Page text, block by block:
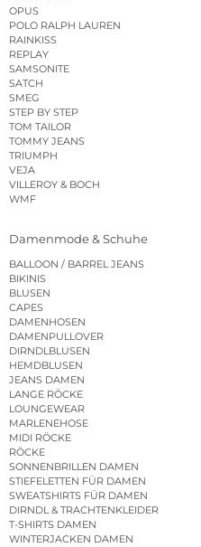
OPUS
POLO RALPH LAUREN
RAINKISS
REPLAY
SAMSONITE
SATCH
SMEG
STEP BY STEP
TOM TAILOR
TOMMY JEANS
TRIUMPH
VEJA
VILLEROY & BOCH
WMF
Damenmode & Schuhe
BALLOON / BARREL JEANS
BIKINIS
BLUSEN
CAPES
DAMENHOSEN
DAMENPULLOVER
DIRNDLBLUSEN
HEMDBLUSEN
JEANS DAMEN
LANGE RÖCKE
LOUNGEWEAR
MARLENEHOSE
MIDI RÖCKE
RÖCKE
SONNENBRILLEN DAMEN
STIEFELETTEN FÜR DAMEN
SWEATSHIRTS FÜR DAMEN
DIRNDL & TRACHTENKLEIDER
T-SHIRTS DAMEN
WINTERJACKEN DAMEN